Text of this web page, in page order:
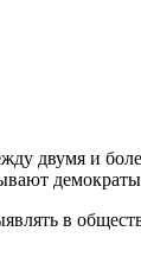
двумя и
в